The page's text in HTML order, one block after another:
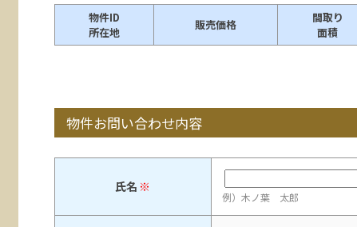
物件ID
所在地
販売価格
間取り
面積
物件お問い合わせ内容
氏名 ※
例）木ノ葉 太郎